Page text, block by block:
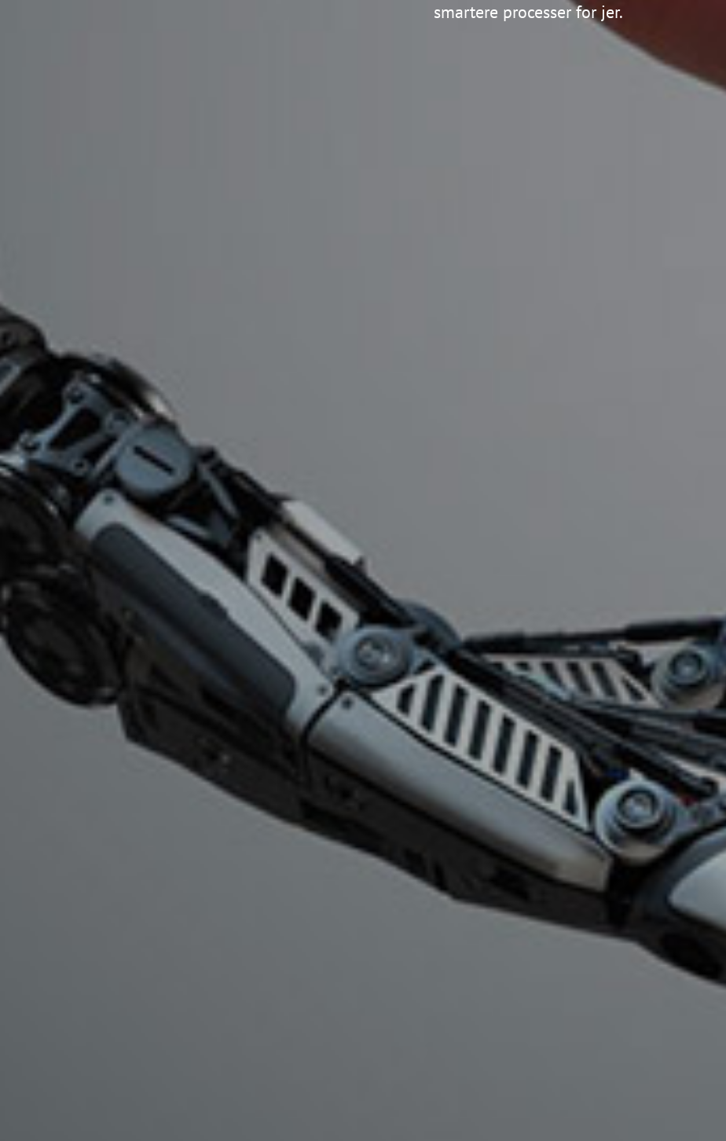
smartere processer for jer.